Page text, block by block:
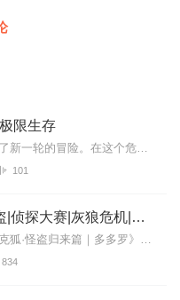
限生存
卡卡罗特与黑石青荷开启了新一轮的冒险。在这个危机重重的新地图中，他们能否走上成神之路呢？让我们拭目以待。本节目免费，后期会推出付费专辑附:不是半仙是半鲜！
101
神探迈克狐· 千面怪盗|侦探大赛|灰狼危机|多多罗
新专辑点击收听《神探迈克狐·怪盗归来篇｜多多罗》！！！>>>点击进入主播橱窗购买《神探迈克狐》系列图书吧!<<<多多罗故事【点击前往】收听多多罗其他好玩有趣的故...
834